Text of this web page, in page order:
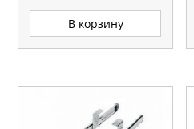
В корзину